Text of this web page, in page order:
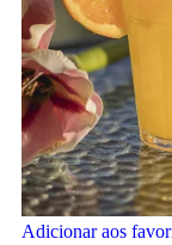
Adicionar aos